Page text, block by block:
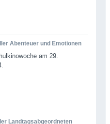
Abenteuer und Emotionen
am 29.
Landtagsabgeordneten